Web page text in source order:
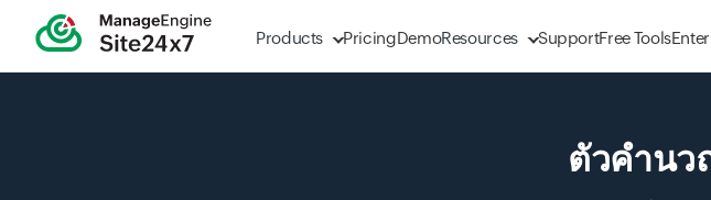
Products PricingDemoResources SupportFree Tools
ตัวคำนว